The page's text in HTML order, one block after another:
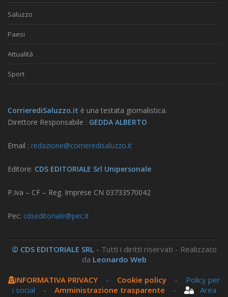
Saluzzo
Paesi
Attualità
Sport
CorrierediSaluzzo.it è una testata giornalistica.
Direttore Responsabile : GEDDA ALBERTO
Email : redazione@corrieredisaluzzo.it
Editore: CDS EDITORIALE Srl Unipersonale
P.Iva – CF – Reg. Imprese CN 03733570042
Pec: cdseditoriale@pec.it
© CDS EDITORIALE SRL - Tutti i diritti riservati - Realizzato
da Leonardo Web
INFORMATIVA PRIVACY- Cookie policy- Policy per
i social - Amministrazione trasparente -
Area